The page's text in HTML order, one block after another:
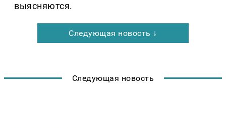
выясняются.
Следующая новость ↓
Следующая новость